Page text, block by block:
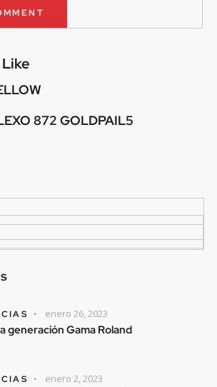
872 GOLDPAIL5
enero 26, 2023
generación Gama Roland
enero 2, 2023